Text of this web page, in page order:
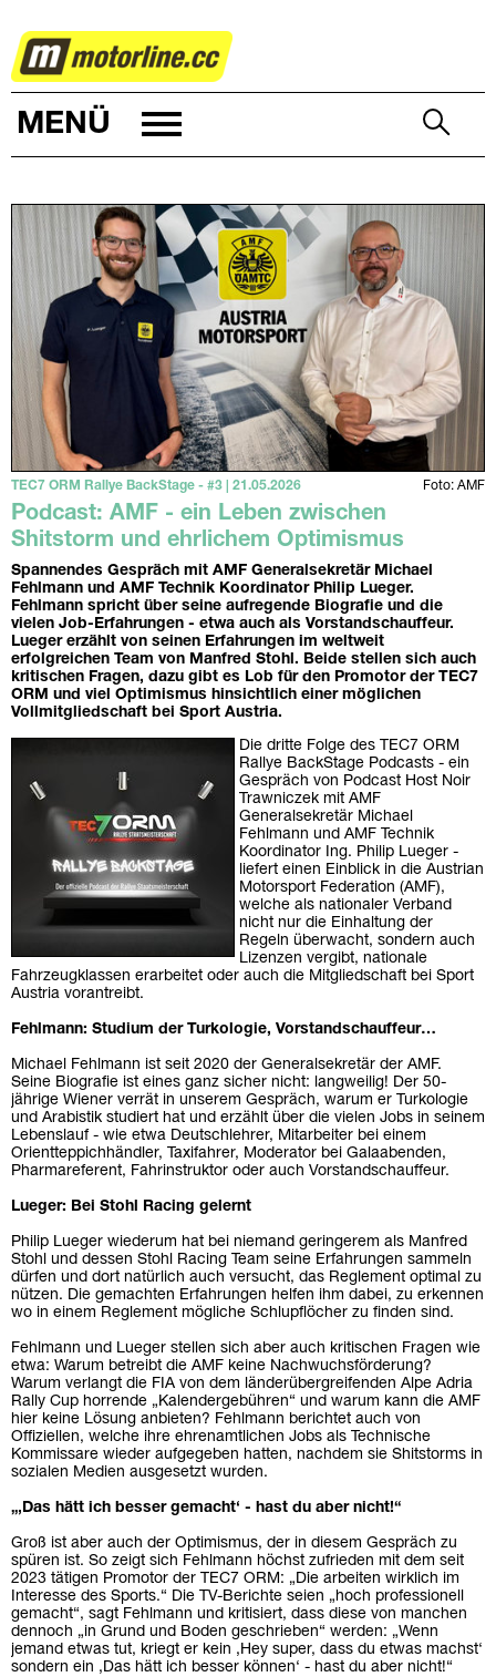
RALLYE
MENÜ
Foto: AMF
TEC7 ORM Rallye BackStage - #3 | 21.05.2026
Podcast: AMF - ein Leben zwischen
Shitstorm und ehrlichem Optimismus
Spannendes Gespräch mit AMF Generalsekretär Michael
Fehlmann und AMF Technik Koordinator Philip Lueger.
Fehlmann spricht über seine aufregende Biografie und die
vielen Job-Erfahrungen - etwa auch als Vorstandschauffeur.
Lueger erzählt von seinen Erfahrungen im weltweit
erfolgreichen Team von Manfred Stohl. Beide stellen sich auch
kritischen Fragen, dazu gibt es Lob für den Promotor der TEC7
ORM und viel Optimismus hinsichtlich einer möglichen
Vollmitgliedschaft bei Sport Austria.
Die dritte Folge des TEC7 ORM
Rallye BackStage Podcasts - ein
Gespräch von Podcast Host Noir
Trawniczek mit AMF
Generalsekretär Michael
Fehlmann und AMF Technik
Koordinator Ing. Philip Lueger -
liefert einen Einblick in die Austrian
Motorsport Federation (AMF),
welche als nationaler Verband
nicht nur die Einhaltung der
Regeln überwacht, sondern auch
Lizenzen vergibt, nationale
Fahrzeugklassen erarbeitet oder auch die Mitgliedschaft bei Sport
Austria vorantreibt.
Fehlmann: Studium der Turkologie, Vorstandschauffeur…
Michael Fehlmann ist seit 2020 der Generalsekretär der AMF.
Seine Biografie ist eines ganz sicher nicht: langweilig! Der 50-
jährige Wiener verrät in unserem Gespräch, warum er Turkologie
und Arabistik studiert hat und erzählt über die vielen Jobs in seinem
Lebenslauf - wie etwa Deutschlehrer, Mitarbeiter bei einem
Orientteppichhändler, Taxifahrer, Moderator bei Galaabenden,
Pharmareferent, Fahrinstruktor oder auch Vorstandschauffeur.
Lueger: Bei Stohl Racing gelernt
Philip Lueger wiederum hat bei niemand geringerem als Manfred
Stohl und dessen Stohl Racing Team seine Erfahrungen sammeln
dürfen und dort natürlich auch versucht, das Reglement optimal zu
nützen. Die gemachten Erfahrungen helfen ihm dabei, zu erkennen
wo in einem Reglement mögliche Schlupflöcher zu finden sind.
Fehlmann und Lueger stellen sich aber auch kritischen Fragen wie
etwa: Warum betreibt die AMF keine Nachwuchsförderung?
Warum verlangt die FIA von dem länderübergreifenden Alpe Adria
Rally Cup horrende „Kalendergebühren“ und warum kann die AMF
hier keine Lösung anbieten? Fehlmann berichtet auch von
Offiziellen, welche ihre ehrenamtlichen Jobs als Technische
Kommissare wieder aufgegeben hatten, nachdem sie Shitstorms in
sozialen Medien ausgesetzt wurden.
„‚Das hätt ich besser gemacht‘ - hast du aber nicht!“
Groß ist aber auch der Optimismus, der in diesem Gespräch zu
spüren ist. So zeigt sich Fehlmann höchst zufrieden mit dem seit
2023 tätigen Promotor der TEC7 ORM: „Die arbeiten wirklich im
Interesse des Sports.“ Die TV-Berichte seien „hoch professionell
gemacht“, sagt Fehlmann und kritisiert, dass diese von manchen
dennoch „in Grund und Boden geschrieben“ werden: „Wenn
jemand etwas tut, kriegt er kein ‚Hey super, dass du etwas machst‘
sondern ein ‚Das hätt ich besser können‘ - hast du aber nicht!“